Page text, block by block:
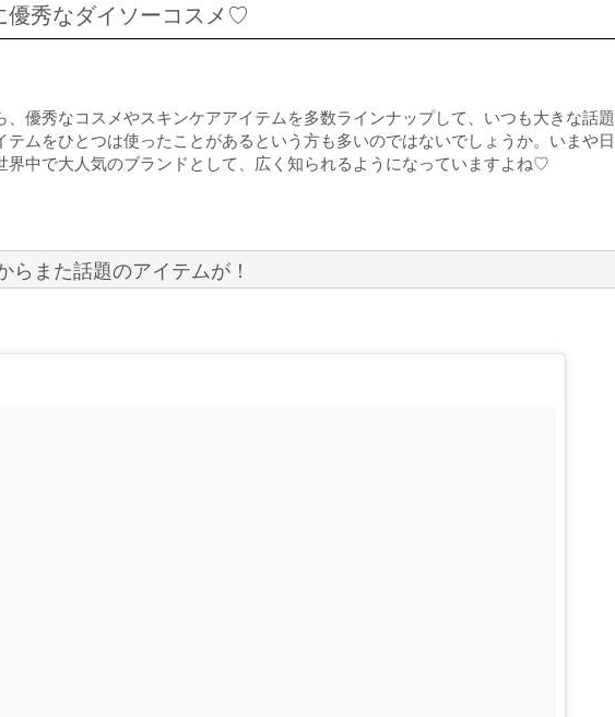
優秀なダイソーコスメ♡
、優秀なコスメやスキンケアアイテムを多数ラインナップして、いつも大きな話題
テムをひとつは使ったことがあるという方も多いのではないでしょうか。いまや日
界中で大人気のブランドとして、広く知られるようになっていますよね♡
らまた話題のアイテムが！